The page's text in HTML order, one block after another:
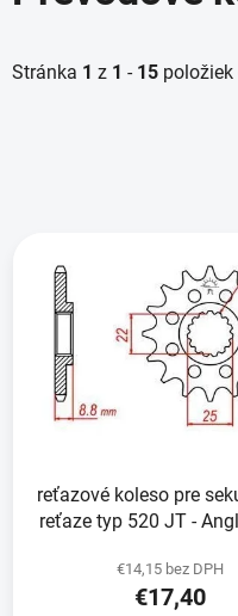
Stránka 1 z 1 - 15 položiek
reťazové koleso pre
reťaze typ 520 JT -
€14,15 bez DPH
€17,40